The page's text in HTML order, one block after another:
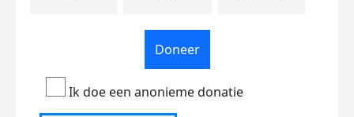
Doneer
Ik doe een anonieme donatie